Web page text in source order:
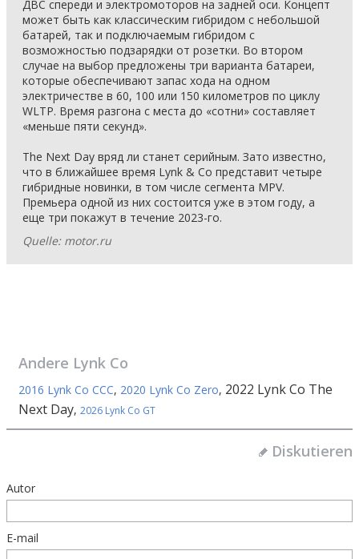
ДВС спереди и электромоторов на задней оси. Концепт
может быть как классическим гибридом с небольшой
батарей, так и подключаемым гибридом с
возможностью подзарядки от розетки. Во втором
случае на выбор предложены три варианта батареи,
которые обеспечивают запас хода на одном
электричестве в 60, 100 или 150 километров по циклу
WLTP. Время разгона с места до «сотни» составляет
«меньше пяти секунд».
The Next Day вряд ли станет серийным. Зато известно,
что в ближайшее время Lynk & Co представит четыре
гибридные новинки, в том числе сегмента MPV.
Премьера одной из них состоится уже в этом году, а
еще три покажут в течение 2023-го.
Quelle: motor.ru
Andere Lynk Co
2016 Lynk Co CCC, 2020 Lynk Co Zero, 2022 Lynk Co The
Next Day, 2026 Lynk Co GT
Diskutieren
Autor
E-mail